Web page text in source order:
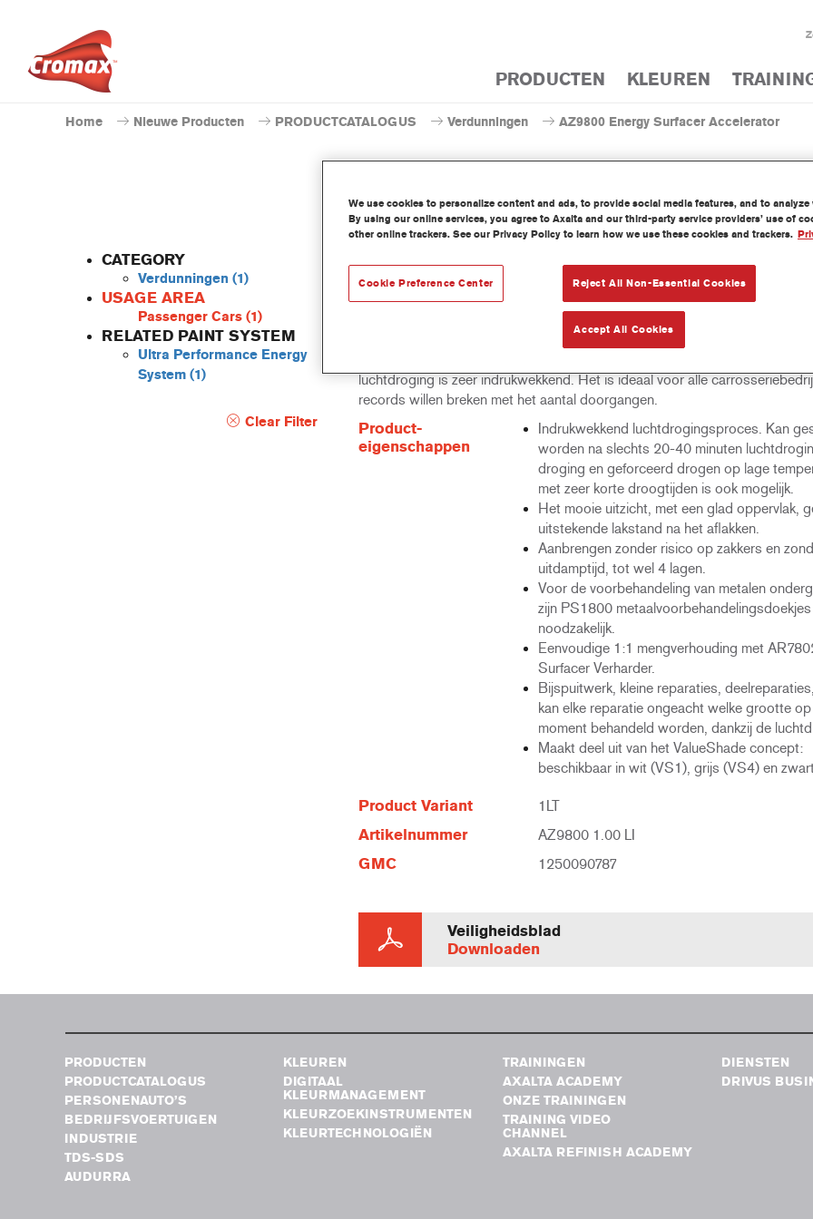
PRODUCTEN KLEUREN
Home Nieuwe Producten PRODUCTCATALOGUS Verdunningen AZ9800 Energy Surfacer Accelerator
CATEGORY
Verdunningen (1)
USAGE AREA
Passenger Cars (1)
RELATED PAINT SYSTEM
Ultra Performance Energy
System (1)
Clear Filter
AZ9800 Energy
Performance Energy Surfacer van Cromax leidt tot een veel productiever
luchtdroging is zeer indrukwekkend. Het is ideaal voor alle
records willen breken met het aantal doorgangen.
Product-
eigenschappen
Indrukwekkend luchtdrogingsproces. Kan
worden na slechts 20-40 minuten
droging en geforceerd drogen op lage
met zeer korte droogtijden is ook mogelijk.
Het mooie uitzicht, met een glad oppervlak,
uitstekende lakstand na het aflakken.
Aanbrengen zonder risico op zakkers en
uitdamptijd, tot wel 4 lagen.
Voor de voorbehandeling van metalen
zijn PS1800 metaalvoorbehandelingsdoekjes
noodzakelijk.
Eenvoudige 1:1 mengverhouding met
Surfacer Verharder.
Bijspuitwerk, kleine reparaties,
kan elke reparatie ongeacht welke grootte
moment behandeld worden, dankzij de
Maakt deel uit van het ValueShade concept:
beschikbaar in wit (VS1), grijs (VS4) en
Product Variant 1LT
Artikelnummer AZ9800 1.00 LI
GMC 1250090787
Veiligheidsblad
Downloaden
PRODUCTEN
PRODUCTCATALOGUS
PERSONENAUTO’S
BEDRIJFSVOERTUIGEN
INDUSTRIE
TDS-SDS
AUDURRA
KLEUREN
DIGITAAL
KLEURMANAGEMENT
KLEURZOEKINSTRUMENTEN
KLEURTECHNOLOGIËN
TRAININGEN
AXALTA ACADEMY
ONZE TRAININGEN
TRAINING VIDEO
CHANNEL
AXALTA REFINISH ACADEMY
DIENSTEN
DRIVUS
We use cookies to personalize content and ads, to provide social media features, and to
By using our online services, you agree to Axalta and our third-party service providers’ use of
other online trackers. See our Privacy Policy to learn how we use these cookies and trackers.
Reject All Non-Essential Cookies
Accept All Cookies
Cookie Preference Center